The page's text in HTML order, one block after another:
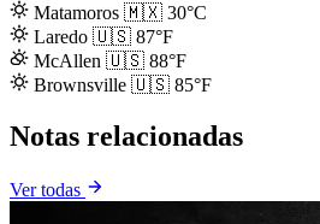
Matamoros 🇲🇽 30°C
Laredo 🇺🇸 87°F
McAllen 🇺🇸 88°F
Brownsville 🇺🇸 85°F
Notas relacionadas
Ver todas